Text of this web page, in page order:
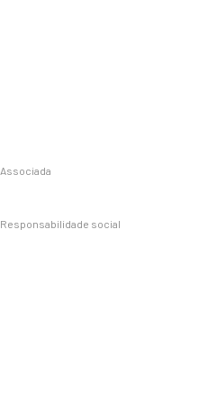
Associada
Responsabilidade social